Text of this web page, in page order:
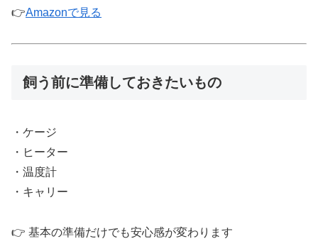
👉Amazonで見る
飼う前に準備しておきたいもの
・ケージ
・ヒーター
・温度計
・キャリー
👉 基本の準備だけでも安心感が変わります